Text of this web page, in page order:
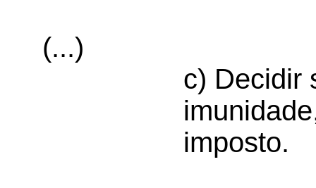
(...)
c) Decidir
imposto.